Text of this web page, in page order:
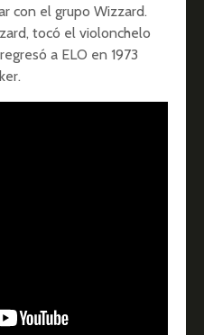
con el grupo Wizzard.
tocó el violonchelo
a ELO en 1973